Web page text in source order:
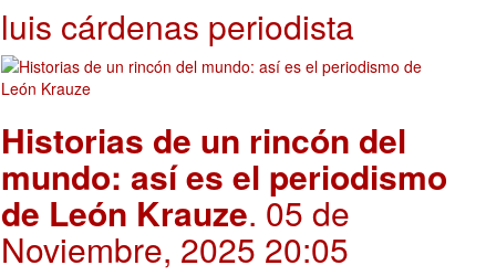
luis cárdenas periodista
Historias de un rincón del
mundo: así es el periodismo
de León Krauze. 05 de
Noviembre, 2025 20:05